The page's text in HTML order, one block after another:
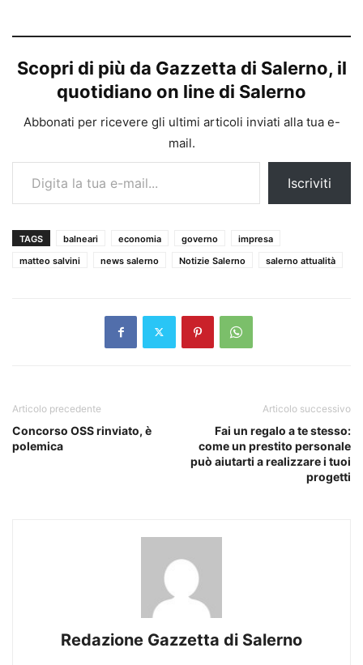
Scopri di più da Gazzetta di Salerno, il
quotidiano on line di Salerno
Abbonati per ricevere gli ultimi articoli inviati alla tua e-
mail.
Digita la tua e-mail...
Iscriviti
TAGS balneari economia governo
impresa
matteo salvini
news salerno Notizie Salerno salerno attualità
Articolo precedente
Concorso OSS rinviato, è
polemica
Articolo successivo
Fai un regalo a te stesso:
come un prestito personale
può aiutarti a realizzare i tuoi
progetti
Redazione Gazzetta di Salerno